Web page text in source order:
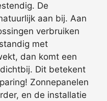
De
aan bij. Aan
verbruiken
met
dan komt een
Dit betekent
Zonnepanelen
en de installatie